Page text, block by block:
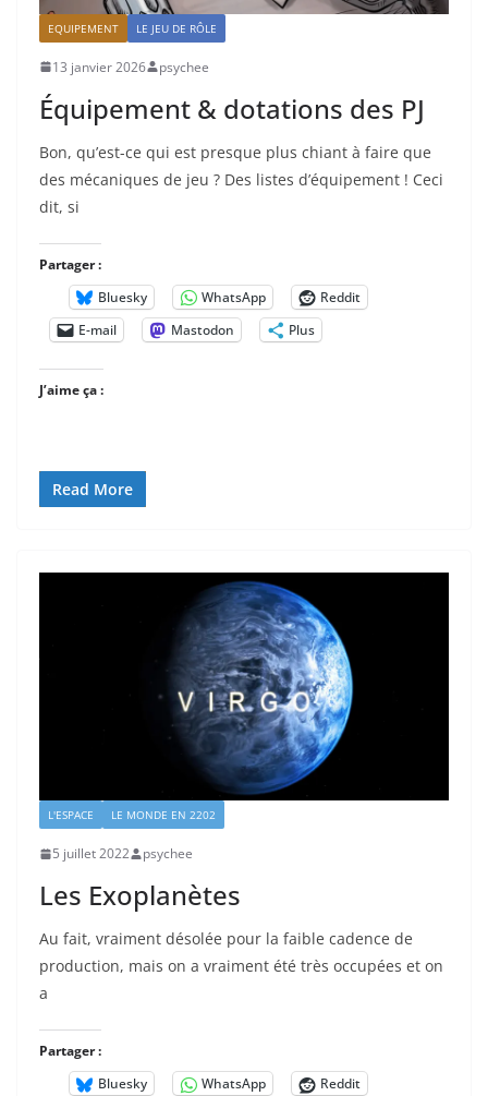
EQUIPEMENT LE JEU DE RÔLE
13 janvier 2026 psychee
Équipement & dotations des PJ
Bon, qu’est-ce qui est presque plus chiant à faire que
des mécaniques de jeu ? Des listes d’équipement ! Ceci
dit, si
Partager :
Bluesky
WhatsApp
Reddit
E-mail
Mastodon Plus
J’aime ça :
Read More
L'ESPACE LE MONDE EN 2202
5 juillet 2022 psychee
Les Exoplanètes
Au fait, vraiment désolée pour la faible cadence de
production, mais on a vraiment été très occupées et on
a
Partager :
Bluesky
WhatsApp
Reddit